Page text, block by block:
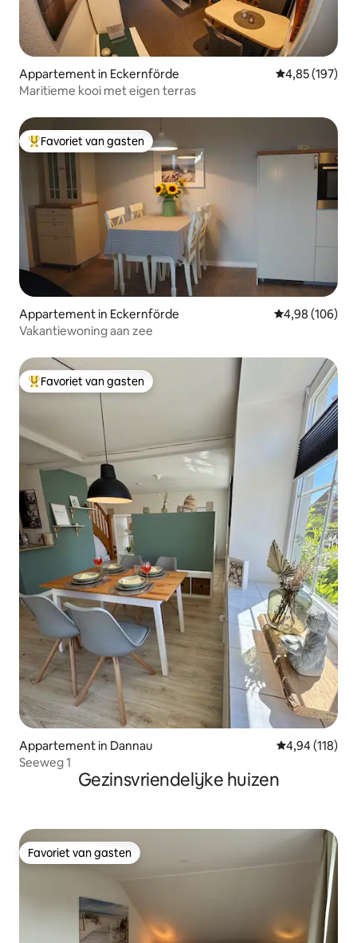
Appartement in Eckernförde Gemiddelde
4,85 (197)
Maritieme kooi met eigen terras
Topfavoriet van gasten
Favoriet van gasten
Appartement in Eckernförde Gemiddelde
4,98 (106)
Vakantiewoning aan zee
Topfavoriet van gasten
Favoriet van gasten
Appartement in Dannau Gemiddelde
4,94 (118)
Seeweg 1
Gezinsvriendelijke huizen
Favoriet van gasten
Favoriet van gasten